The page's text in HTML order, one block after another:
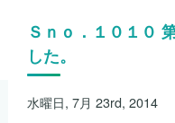
Ｓｎｏ．１０１０
した。
水曜日, 7月 23rd, 2014